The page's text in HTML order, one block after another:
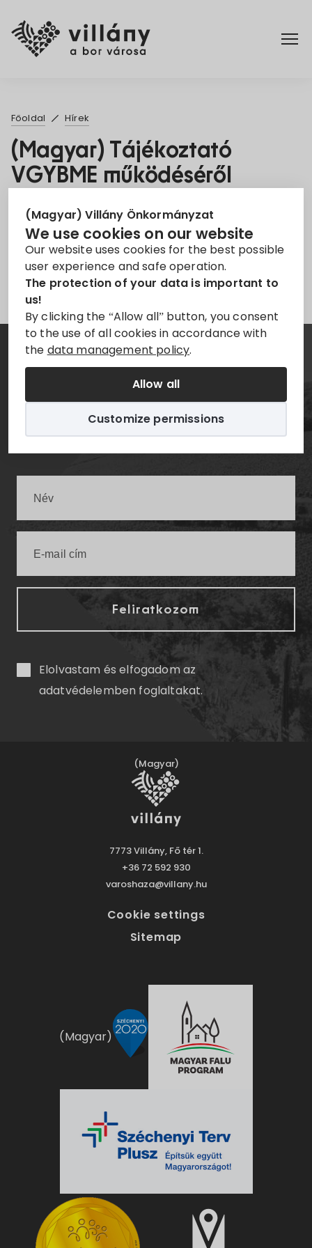
(Magyar) Villány Önkormányzat
We use cookies on our website
Our website uses cookies for the best possible
user experience and safe operation.
The protection of your data is important to
us!
By clicking the “Allow all” button, you consent
to the use of all cookies in accordance with
the data management policy.
Allow all
Customize permissions
Rendelettár
Turizmus
Főoldal Hírek
(Magyar) Tájékoztató
VGYBME működéséről
egyesület tájékoztató
Sorry, this entry is only available inMagyar
Hírlevél
Értesüljön elsőként a legfrissebb villányi
infókról!
Elolvastam és elfogadom az
adatvédelemben foglaltakat.
(Magyar)
7773 Villány, Fő tér 1.
+36 72 592 930
varoshaza@villany.hu
Cookie settings
Sitemap
(Magyar)